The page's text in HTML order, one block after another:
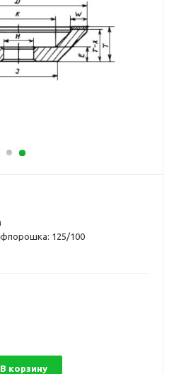
125/100
В корзину